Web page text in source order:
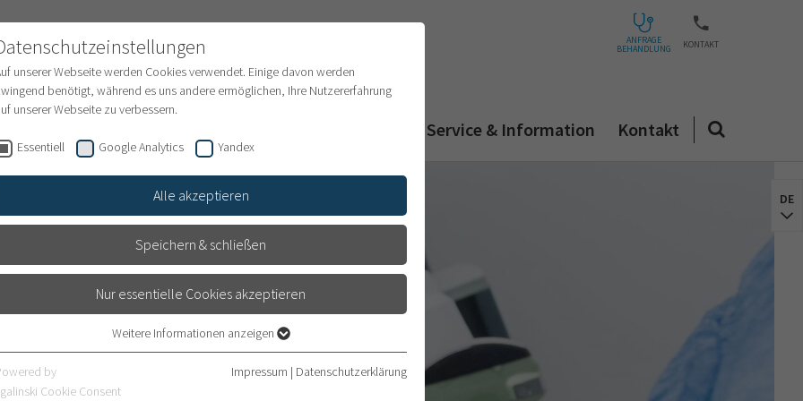
PATIENTS ANFRAGE
BEHANDLUNG KONTAKT
Service & Information Kontakt
DE
unserer Webseite werden Cookies verwendet. Einige davon werden
benötigt, während es uns andere ermöglichen, Ihre Nutzererfahrung
unserer Webseite zu verbessern.
Essentiell Google Analytics Yandex
Alle akzeptieren
Speichern & schließen
Nur essentielle Cookies akzeptieren
Essentielle Cookies werden für grundlegende Funktionen der Webseite
benötigt. Dadurch ist gewährleistet, dass die Webseite einwandfrei
Weitere Informationen anzeigen
by
Cookie Consent
Impressum | Datenschutzerklärung